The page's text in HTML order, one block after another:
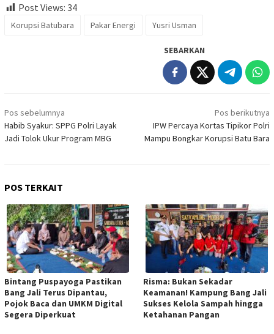
Post Views: 34
Korupsi Batubara Pakar Energi Yusri Usman
SEBARKAN
Navigasi
pos
Pos sebelumnya
Habib Syakur: SPPG Polri Layak
Jadi Tolok Ukur Program MBG
Pos berikutnya
IPW Percaya Kortas Tipikor Polri
Mampu Bongkar Korupsi Batu Bara
POS TERKAIT
Bintang Puspayoga Pastikan
Bang Jali Terus Dipantau,
Pojok Baca dan UMKM Digital
Segera Diperkuat
Risma: Bukan Sekadar
Keamanan! Kampung Bang Jali
Sukses Kelola Sampah hingga
Ketahanan Pangan